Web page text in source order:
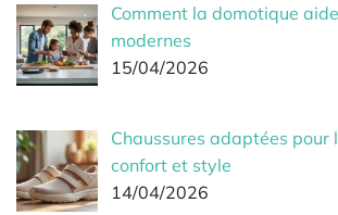
Comment la domotique
modernes
15/04/2026
Chaussures adaptées pour
confort et style
14/04/2026